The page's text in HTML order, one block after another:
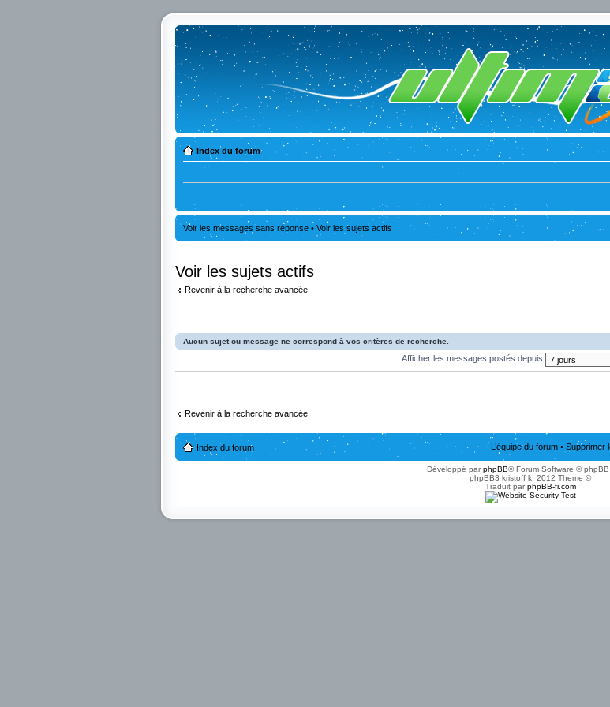
Index du forum
Voir les messages sans réponse • Voir les sujets actifs
Voir les sujets actifs
Revenir à la recherche avancée
Aucun sujet ou message ne correspond à vos critères de recherche.
Afficher les messages postés depuis
Revenir à la recherche avancée
Index du forum L’équipe du forum • Supprimer
Développé parphpBB® Forum Software © phpBB
phpBB3 kristoff k. 2012 Theme ©
Traduit parphpBB-fr.com